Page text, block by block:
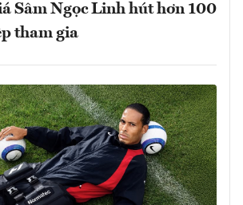
Sâm Ngọc Linh hút hơn 100
tham gia